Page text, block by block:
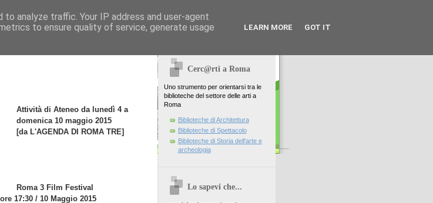
Attività di Ateneo da lunedì 4 a
domenica 10 maggio 2015
[da L'AGENDA DI ROMA TRE]
Roma 3 Film Festival
17:30 / 10 Maggio 2015
Cerc@rti a Roma
Uno strumento per orientarsi tra le
biblioteche del settore delle arti a
Roma
Biblioteche di Architettura
Biblioteche di Spettacolo
Biblioteche di Storia dell'arte e
archeologia
Lo sapevi che...
analyze traffic. Your IP address and user-agent
to ensure quality of service, generate usage
LEARN MORE GOT IT